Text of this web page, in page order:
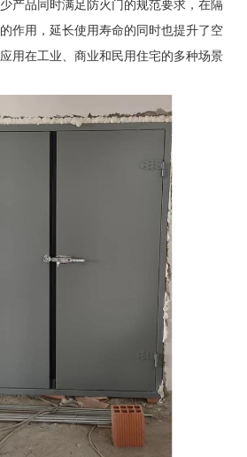
产品同时满足防火门的规范要求，在隔
作用，延长使用寿命的同时也提升了空
用在工业、商业和民用住宅的多种场景